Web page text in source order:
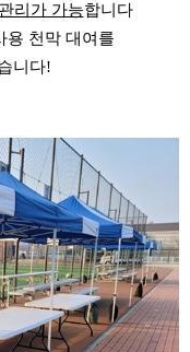
리가 가능합니다
용 천막 대여를
니다!